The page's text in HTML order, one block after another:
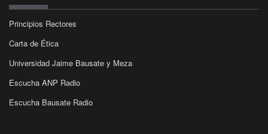
Principios Rectores
Carta de Ética
Universidad Jaime Bausate y Meza
Escucha ANP Radio
Escucha Bausate Radio